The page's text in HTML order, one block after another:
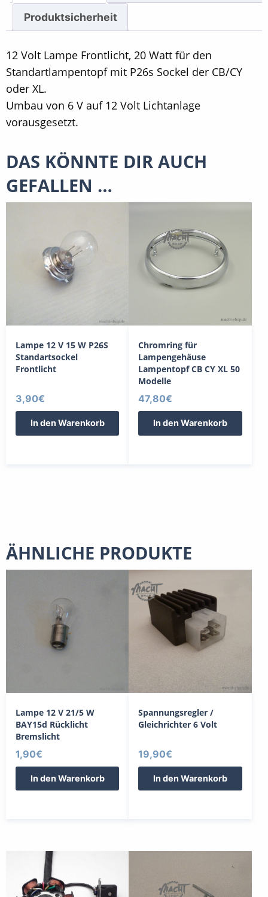
Produktsicherheit
12 Volt Lampe Frontlicht, 20 Watt für den
Standartlampentopf mit P26s Sockel der CB/CY
oder XL.
Umbau von 6 V auf 12 Volt Lichtanlage
vorausgesetzt.
DAS KÖNNTE DIR AUCH
GEFALLEN …
Lampe 12 V 15 W P26S
Standartsockel
Frontlicht
3,90€
In den Warenkorb
Chromring für
Lampengehäuse
Lampentopf CB CY XL 50
Modelle
47,80€
In den Warenkorb
ÄHNLICHE PRODUKTE
Lampe 12 V 21/5 W
BAY15d Rücklicht
Bremslicht
1,90€
In den Warenkorb
Spannungsregler /
Gleichrichter 6 Volt
19,90€
In den Warenkorb